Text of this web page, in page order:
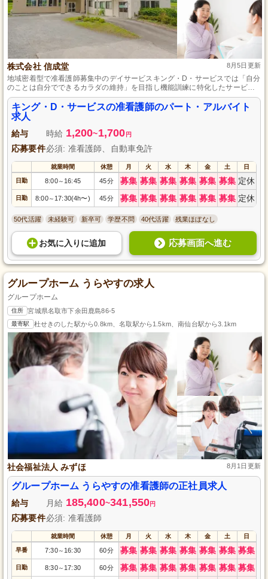
株式会社 信成堂 8月5日更新
地域密着型で准看護師募集中のデイサービスキング・D・サービスでは「自分
のことは自分でできるカラダの維持」を目指し機能訓練に特化したサービス
を展開しています。利用者へのトレーニング提供や専門リハビリスタッフと
してのアドバイス業務もあり、介護経験がない方でも指導があるので安心。
施設内駐車場も完備しています。
キング・D・サービスの准看護師のパート・アルバイト
求人
給与 時給 1,200~1,700 円
応募要件必須: 准看護師、自動車免許
就業時間 休憩 月 火 水 木 金 土 日
日勤 8:00～ 16:45 45分 募集 募集 募集 募集 募集 募集 定休
日勤 8:00～ 17:30(4h〜) 45分 募集 募集 募集 募集 募集 募集 定休
50代活躍 未経験可 新卒可 学歴不問 40代活躍 残業ほぼなし
お気に入り に追加 応募画面へ進む
グループホーム うらやすの求人
グループホーム
住所 宮城県名取市下余田鹿島86-5
最寄駅 杜せきのした駅から0.8km、名取駅から1.5km、南仙台駅から3.1km
社会福祉法人 みずほ 8月1日更新
グループホーム うらやすの准看護師の正社員求人
給与 月給 185,400~341,550円
応募要件必須: 准看護師
就業時間 休憩 月 火 水 木 金 土 日
早番 7:30～ 16:30 60分 募集 募集 募集 募集 募集 募集 募集
日勤 8:30～ 17:30 60分 募集 募集 募集 募集 募集 募集 募集